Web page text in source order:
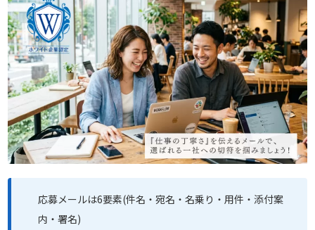
応募メールは6要素(件名・宛名・名乗り・用件・添付案
内・署名)